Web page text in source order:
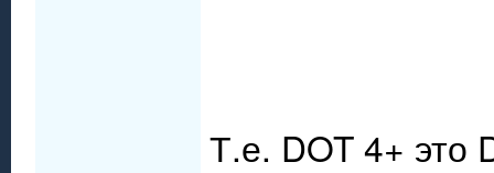
Т.е. DOT 4+ это